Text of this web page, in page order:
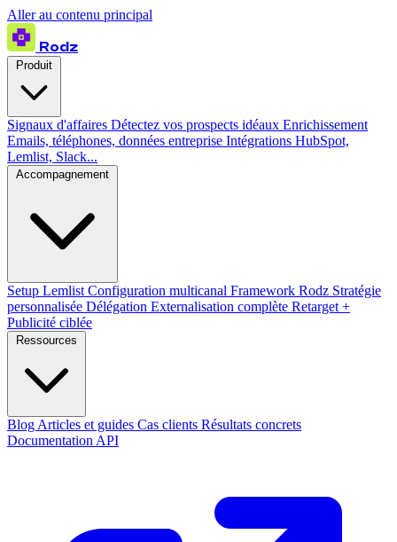
Aller au contenu principal
Rodz
Signaux d'affaires Détectez vos prospects idéaux Enrichissement
Emails, téléphones, données entreprise Intégrations HubSpot,
Lemlist, Slack...
Setup Lemlist Configuration multicanal Framework Rodz Stratégie
personnalisée Délégation Externalisation complète Retarget +
Publicité ciblée
Blog Articles et guides Cas clients Résultats concrets
Documentation API